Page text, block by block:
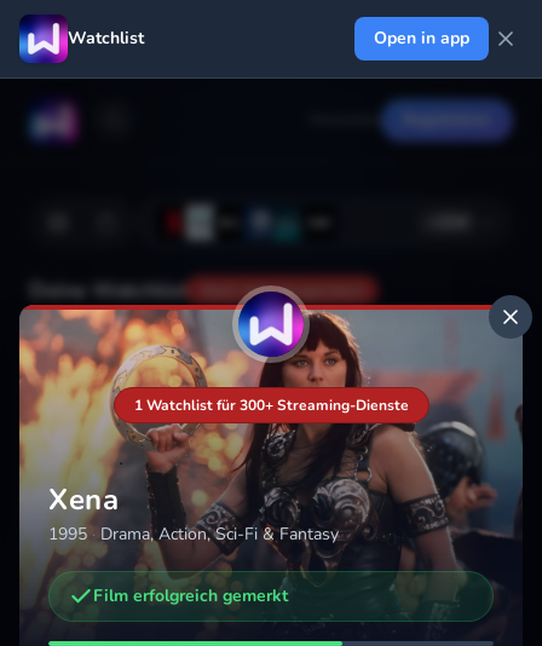
Watchlist Open in app
Deine Watchlist Noch nicht gespeichert
Hinzufügen
Weitere Trailer, die dich interessieren könnten
1 Watchlist für 300+ Streaming-Dienste
Xena
1995 · Drama, Action, Sci-Fi & Fantasy
Film erfolgreich gemerkt